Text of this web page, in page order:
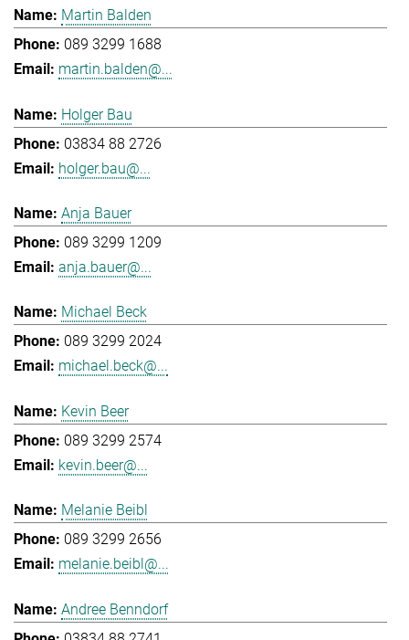
Martin Balden
089 3299 1688
martin.balden@...
Holger Bau
03834 88 2726
holger.bau@...
Anja Bauer
089 3299 1209
anja.bauer@...
Michael Beck
089 3299 2024
michael.beck@...
Kevin Beer
089 3299 2574
kevin.beer@...
Melanie Beibl
089 3299 2656
melanie.beibl@...
Andree Benndorf